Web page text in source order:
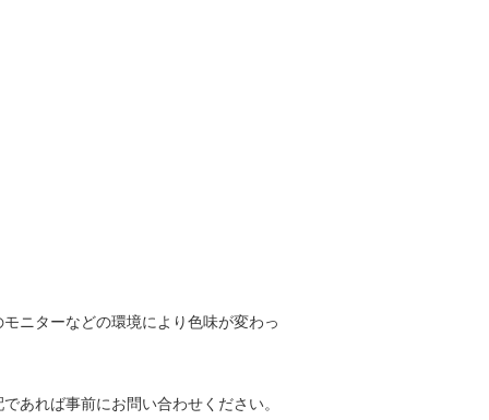
ニターなどの環境により色味が変わっ
あれば事前にお問い合わせください。